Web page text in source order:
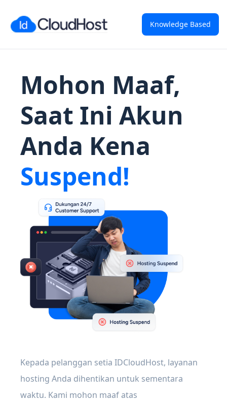
Knowledge Based
Mohon Maaf,
Saat Ini Akun
Anda Kena
Suspend!
Kepada pelanggan setia IDCloudHost, layanan
hosting Anda dihentikan untuk sementara
waktu. Kami mohon maaf atas